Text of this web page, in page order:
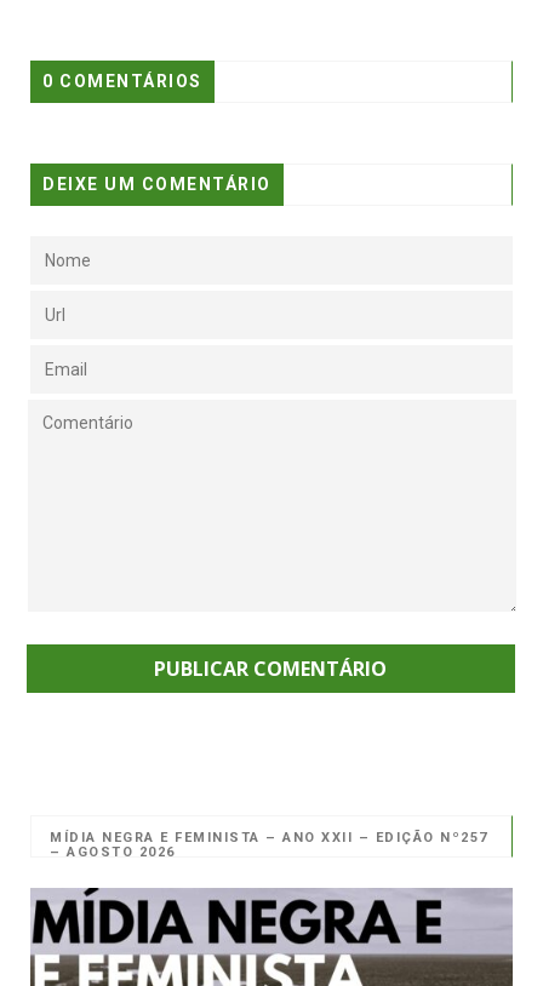
0 COMENTÁRIOS
DEIXE UM COMENTÁRIO
MÍDIA NEGRA E FEMINISTA – ANO XXII – EDIÇÃO Nº257
– AGOSTO 2026